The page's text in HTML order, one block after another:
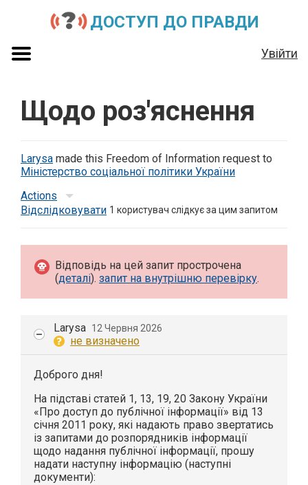
ДОСТУП ДО ПРАВДИ
Увійти
Щодо роз'яснення
Larysa made this Freedom of Information request to
Міністерство соціальної політики України
Actions
Відслідковувати 1 користувач слідкує за цим запитом
Відповідь на цей запит прострочена
(деталі). запит на внутрішню перевірку.
Larysa 12 Червня 2026
не визначено
Доброго дня!
На підставі статей 1, 13, 19, 20 Закону України
«Про доступ до публічної інформації» від 13
січня 2011 року, які надають право звертатись
із запитами до розпорядників інформації
щодо надання публічної інформації, прошу
надати наступну інформацію (наступні
документи):